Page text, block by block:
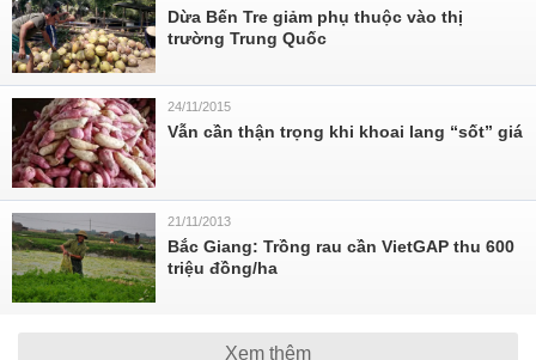
Dừa Bến Tre giảm phụ thuộc vào thị
trường Trung Quốc
24/11/2015
Vẫn cần thận trọng khi khoai lang “sốt” giá
21/11/2013
Bắc Giang: Trồng rau cần VietGAP thu 600
triệu đồng/ha
Xem thêm